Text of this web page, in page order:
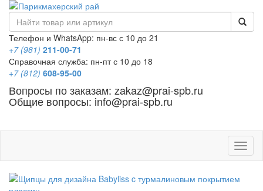
Телефон и WhatsApp: пн-вс с 10 до 21
+7 (981) 211-00-71
Справочная служба: пн-пт с 10 до 18
+7 (812) 608-95-00
Вопросы по заказам: zakaz@prai-spb.ru
Общие вопросы: info@prai-spb.ru